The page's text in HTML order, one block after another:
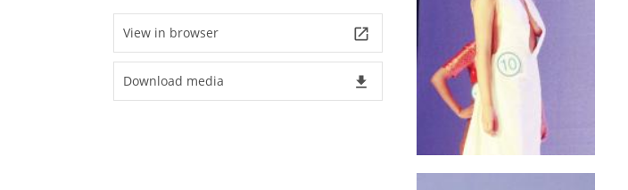
View in browser launch
Download media file_download